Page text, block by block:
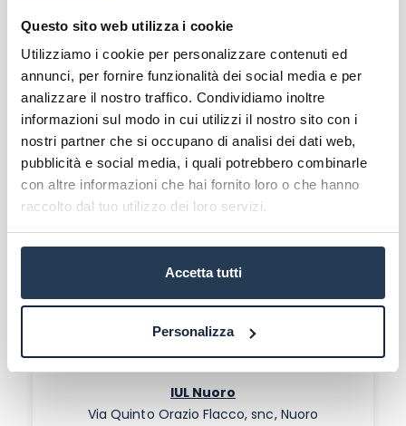
Questo sito web utilizza i cookie
Utilizziamo i cookie per personalizzare contenuti ed
annunci, per fornire funzionalità dei social media e per
analizzare il nostro traffico. Condividiamo inoltre
informazioni sul modo in cui utilizzi il nostro sito con i
nostri partner che si occupano di analisi dei dati web,
pubblicità e social media, i quali potrebbero combinarle
con altre informazioni che hai fornito loro o che hanno
raccolto dal tuo utilizzo dei loro servizi.
Accetta tutti
Personalizza
IUL Elmas
Via Eligio Perucca, 1, Cagliari
Cagliari
RICHIEDI INFOSULL'ATENEO
IUL Nuoro
Via Quinto Orazio Flacco, snc, Nuoro